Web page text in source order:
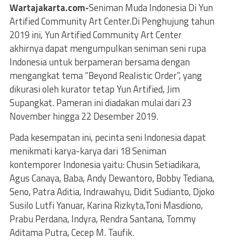
Wartajakarta.com-Seniman Muda Indonesia Di Yun
Artified Community Art Center.Di Penghujung tahun
2019 ini, Yun Artified Community Art Center
akhirnya dapat mengumpulkan seniman seni rupa
Indonesia untuk berpameran bersama dengan
mengangkat tema “Beyond Realistic Order”, yang
dikurasi oleh kurator tetap Yun Artified, Jim
Supangkat. Pameran ini diadakan mulai dari 23
November hingga 22 Desember 2019.
Pada kesempatan ini, pecinta seni Indonesia dapat
menikmati karya-karya dari 18 Seniman
kontemporer lndonesia yaitu: Chusin Setiadikara,
Agus Canaya, Baba, Andy Dewantoro, Bobby Tediana,
Seno, Patra Aditia, Indrawahyu, Didit Sudianto, Djoko
Susilo Lutfi Yanuar, Karina Rizkyta,Toni Masdiono,
Prabu Perdana, Indyra, Rendra Santana, Tommy
Aditama Putra, Cecep M. Taufik.